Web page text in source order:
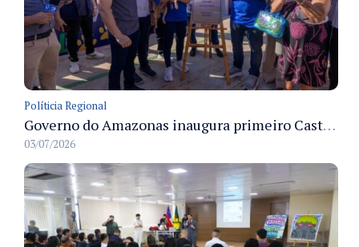
Políticia Regional
Governo do Amazonas inaugura primeiro Castramóvel Fluvial para atendimento veterinário às comunidades ribeirinhas e castração gratuita
03/07/2026